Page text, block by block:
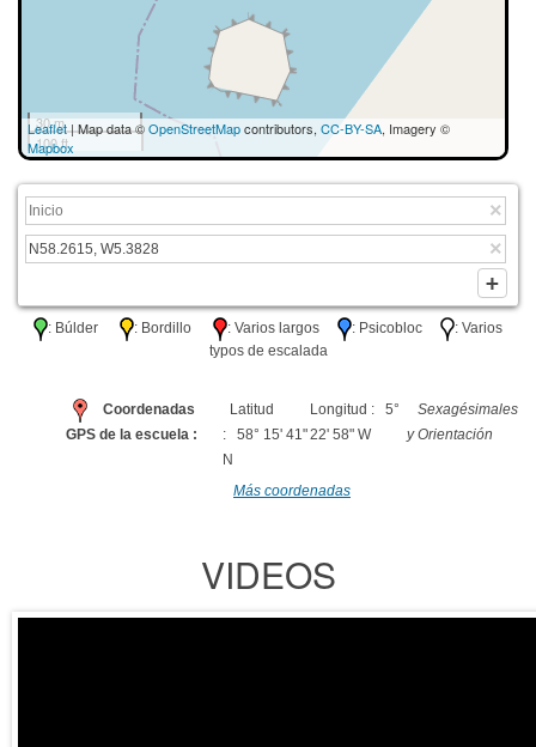
30 m
100 ft
Leaflet| Map data ©OpenStreetMapcontributors, CC-BY-SA, Imagery ©
Mapbox
: Búlder : Bordillo : Varios largos : Psicobloc
: Varios
typos de escalada
Coordenadas
GPS de la escuela :
Latitud
: 58° 15' 41"
N
Longitud : 5°
22' 58" W
Sexagésimales
y Orientación
Más coordenadas
VIDEOS